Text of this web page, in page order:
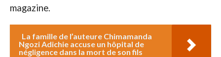
magazine.
La famille de l’auteure Chimamanda
Ngozi Adichie accuse un hôpital de
négligence dans la mort de son fils